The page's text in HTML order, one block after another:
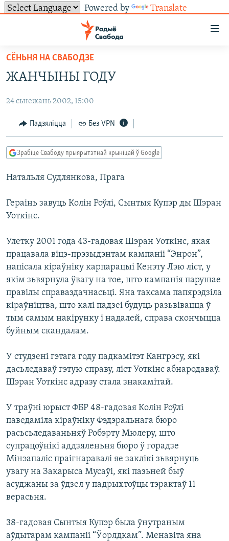
Powered by Translate
ўнівэрсальнага
доступу
Перайсьці
да
галоўнага
Перайсьці
да
галоўнай
навігацыі
Перайсьці
пошуку
ВІДЭА І ФОТА
ЛЮДЗІ
ЭКАНОМІКА
ВАЙНА
ПАЛІТВЯЗЬНІ
КАЛЯНДАР
ТЭСТЫ
БЛОГІ
ПАДКАСТЫ
КНІГІ
PREMIUM
НА ХВАЛЯХ СВАБОДЫ
СУВЯЗЬ
АБЫСЬЦІ БЛЯКАВАНЬНЕ
ПАДПІСАЦЦА
ПАДКАСТЫ
FACEBOOK
САЧЫЦЕ ЗА АБНАЎЛЕНЬНЯМІ
Усе сайты РС/РСЭ
СЁНЬНЯ НА СВАБОДЗЕ
ЖАНЧЫНЫ ГОДУ
24 сьнежань 2002, 15:00
Падзяліцца Без VPN
Зрабіце Свабоду прыярытэтнай крыніцай ў Google
Натальля Судлянкова, Прага
Гераінь завуць Колін Роўлі, Сынтыя Купэр ды Шэран
Уоткінс.
Улетку 2001 года 43-гадовая Шэран Уоткінс, якая
працавала віцэ-прэзыдэнтам кампаніі “Энрон”,
напісала кіраўніку карпарацыі Кенэту Лэю ліст, у
якім зьвярнула ўвагу на тое, што кампанія парушае
правілы справаздачнасьці. Яна таксама папярэдзіла
кіраўніцтва, што калі падзеі будуць разьвівацца ў
тым самым накірунку і надалей, справа скончыцца
буйным скандалам.
У студзені гэтага году падкамітэт Кангрэсу, які
дасьледаваў гэтую справу, ліст Уоткінс абнародаваў.
Шэран Уоткінс адразу стала знакамітай.
У траўні юрыст ФБР 48-гадовая Колін Роўлі
паведаміла кіраўніку Фэдэральнага бюро
расьсьледаваньняў Робэрту Мюлеру, што
супрацоўнікі аддзяленьня бюро ў горадзе
Мінэапаліс праігнаравалі яе заклікі зьвярнуць
увагу на Закарыса Мусаўі, які пазьней быў
асуджаны за ўдзел у падрыхтоўцы тэрактаў 11
верасьня.
38-гадовая Сынтыя Купэр была ўнутраным
аўдытарам кампаніі “Ўорлдкам”. Менавіта яна